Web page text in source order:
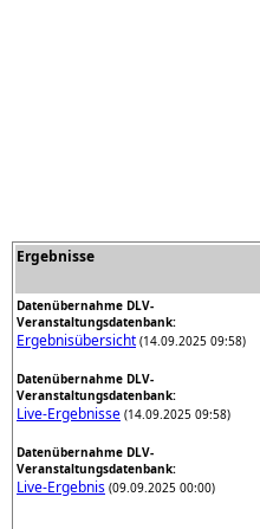
Ergebnisse
Datenübernahme DLV-
Veranstaltungsdatenbank:
Ergebnisübersicht (14.09.2025 09:58)
Datenübernahme DLV-
Veranstaltungsdatenbank:
Live-Ergebnisse (14.09.2025 09:58)
Datenübernahme DLV-
Veranstaltungsdatenbank:
Live-Ergebnis (09.09.2025 00:00)